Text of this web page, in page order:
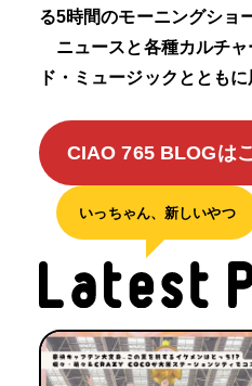
る5時間のモーニングショ
ニュースと各種カルチャ
ド・ミュージックとともに
CIAO 765 BLOGは
いっちゃん、新しいやつ